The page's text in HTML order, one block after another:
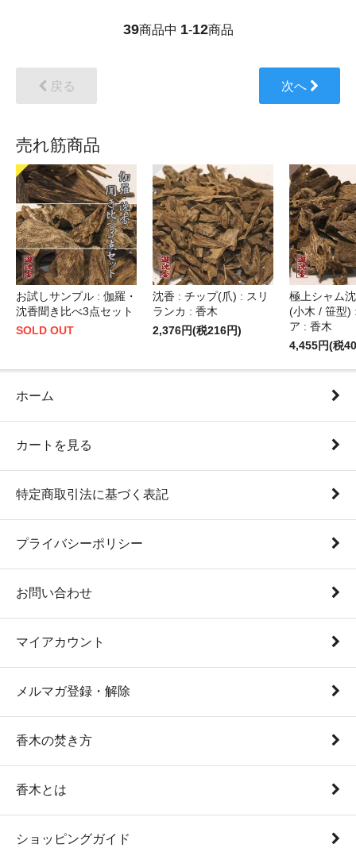
39商品中 1-12商品
戻る 次へ
売れ筋商品
お試しサンプル : 伽羅・
沈香聞き比べ3点セット
SOLD OUT
沈香 : チップ(爪) : スリ
ランカ : 香木
2,376円(税216円)
極上シャム
(小木 / 笹型)
ア : 香木
4,455円(税
ホーム
カートを見る
特定商取引法に基づく表記
プライバシーポリシー
お問い合わせ
マイアカウント
メルマガ登録・解除
香木の焚き方
香木とは
ショッピングガイド